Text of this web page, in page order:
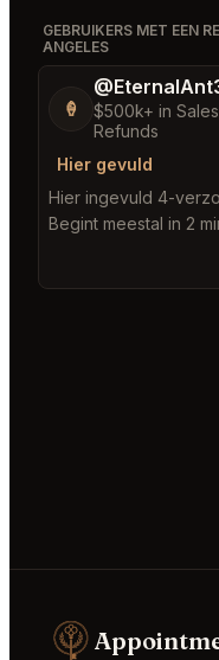
GEBRUIKERS MET EEN
ANGELES
🍦
$500k+ in
Refunds
Hier gevuld
Hier ingevuld 4-
Begint meestal in 2